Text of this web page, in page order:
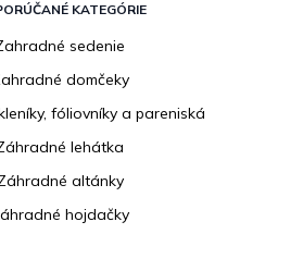
KATEGÓRIE
sedenie
domčeky
fóliovníky a pareniská
lehátka
altánky
hojdačky